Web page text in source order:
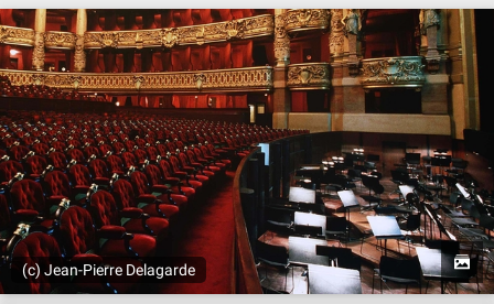
(c) Jean-Pierre Delagarde